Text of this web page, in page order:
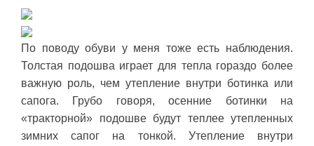
По поводу обуви у меня тоже есть наблюдения.
Толстая подошва играет для тепла гораздо более
важную роль, чем утепление внутри ботинка или
сапога. Грубо говоря, осенние ботинки на
«тракторной» подошве будут теплее утепленных
зимних сапог на тонкой. Утепление внутри